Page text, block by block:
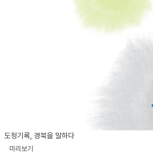
도정기록, 경북을 말하다
미리보기